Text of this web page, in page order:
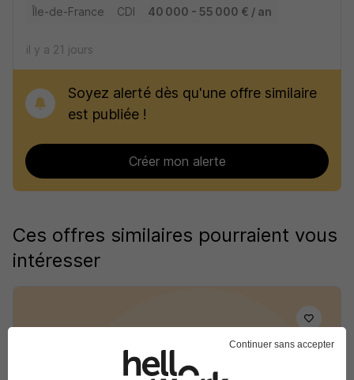
Île-de-France CDI 40 000 - 55 000 € / an
il y a 21 jours
Soyez alerté dès qu'une offre similaire
est publiée !
Créer mon alerte
Ces offres similaires pourraient vous
intéresser
Responsable Technico-Fonctionnel
Continuer sans accepter